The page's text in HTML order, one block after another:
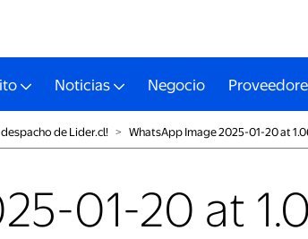
Noticias Negocio
de Lider.cl! ˃ WhatsApp Image 2025-01-20 at
01-20 at